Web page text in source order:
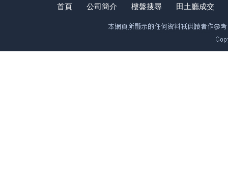
首頁 公司簡介 樓盤搜尋 田土廳成交